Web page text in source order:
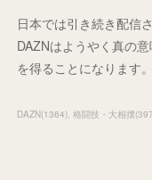
日本では引き続き配信
DAZNはようやく真の
を得ることになります。
DAZN(1364) 格闘技・大相撲(397